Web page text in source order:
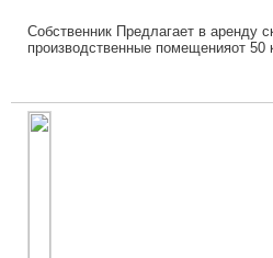
Собственник Предлагает в аренду
производственные помещенияот